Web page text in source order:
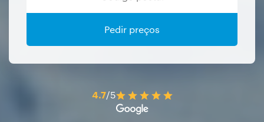
Pedir preços
4.7/5